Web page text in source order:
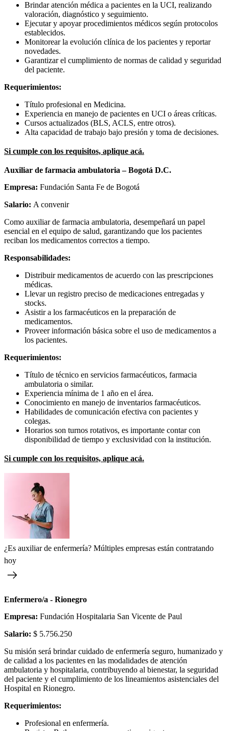
Brindar atención médica a pacientes en la UCI, realizando
valoración, diagnóstico y seguimiento.
Ejecutar y apoyar procedimientos médicos según protocolos
establecidos.
Monitorear la evolución clínica de los pacientes y reportar
novedades.
Garantizar el cumplimiento de normas de calidad y seguridad
del paciente.
Requerimientos:
Título profesional en Medicina.
Experiencia en manejo de pacientes en UCI o áreas críticas.
Cursos actualizados (BLS, ACLS, entre otros).
Alta capacidad de trabajo bajo presión y toma de decisiones.
Si cumple con los requisitos, aplique acá.
Auxiliar de farmacia ambulatoria – Bogotá D.C.
Empresa: Fundación Santa Fe de Bogotá
Salario: A convenir
Como auxiliar de farmacia ambulatoria, desempeñará un papel
esencial en el equipo de salud, garantizando que los pacientes
reciban los medicamentos correctos a tiempo.
Responsabilidades:
Distribuir medicamentos de acuerdo con las prescripciones
médicas.
Llevar un registro preciso de medicaciones entregadas y
stocks.
Asistir a los farmacéuticos en la preparación de
medicamentos.
Proveer información básica sobre el uso de medicamentos a
los pacientes.
Requerimientos:
Título de técnico en servicios farmacéuticos, farmacia
ambulatoria o similar.
Experiencia mínima de 1 año en el área.
Conocimiento en manejo de inventarios farmacéuticos.
Habilidades de comunicación efectiva con pacientes y
colegas.
Horarios son turnos rotativos, es importante contar con
disponibilidad de tiempo y exclusividad con la institución.
Si cumple con los requisitos, aplique acá.
¿Es auxiliar de enfermería? Múltiples empresas están contratando
hoy
Enfermero/a - Rionegro
Empresa: Fundación Hospitalaria San Vicente de Paul
Salario: $ 5.756.250
Su misión será brindar cuidado de enfermería seguro, humanizado y
de calidad a los pacientes en las modalidades de atención
ambulatoria y hospitalaria, contribuyendo al bienestar, la seguridad
del paciente y el cumplimiento de los lineamientos asistenciales del
Hospital en Rionegro.
Requerimientos:
Profesional en enfermería.